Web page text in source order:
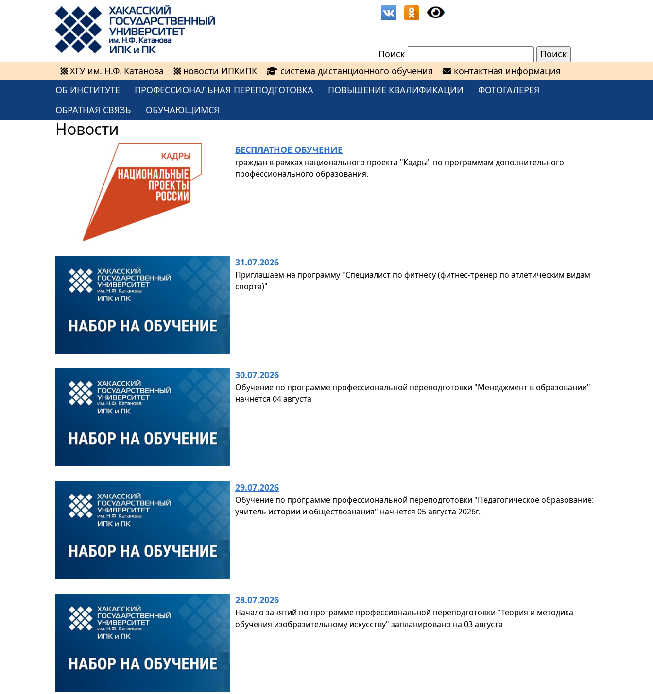
Поиск
ХГУ им. Н.Ф. Катанова
новости ИПКиПК система дистанционного обучения
контактная информация
ОБ ИНСТИТУТЕ
ПРОФЕССИОНАЛЬНАЯ ПЕРЕПОДГОТОВКА ПОВЫШЕНИЕ КВАЛИФИКАЦИИ
ФОТОГАЛЕРЕЯ
ОБРАТНАЯ СВЯЗЬ
ОБУЧАЮЩИМСЯ
Новости
БЕСПЛАТНОЕ ОБУЧЕНИЕ
граждан в рамках национального проекта "Кадры" по программам дополнительного
профессионального образования.
31.07.2026
Приглашаем на программу "Специалист по фитнесу (фитнес-тренер по атлетическим видам
спорта)"
30.07.2026
Обучение по программе профессиональной переподготовки "Менеджмент в образовании"
начнется 04 августа
29.07.2026
Обучение по программе профессиональной переподготовки "Педагогическое образование:
учитель истории и обществознания" начнется 05 августа 2026г.
28.07.2026
Начало занятий по программе профессиональной переподготовки "Теория и методика
обучения изобразительному искусству" запланировано на 03 августа